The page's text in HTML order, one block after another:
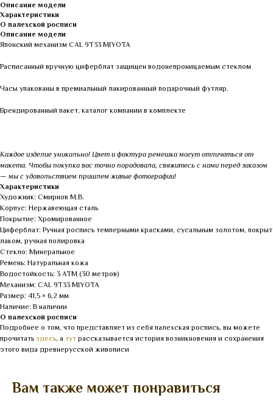
Описание модели
Характеристики
О палехской росписи
Описание модели
Японский механизм CAL 9Т33 MIYOTA
Расписанный вручную циферблат защищен водонепроницаемым стеклом
Часы упакованы в премиальный лакированный подарочный футляр.
Брендированный пакет, каталог компании в комплекте
Каждое изделие уникально! Цвет и фактура ремешка могут отличаться от
макета. Чтобы покупка вас точно порадовала, свяжитесь с нами перед заказом
— мы с удовольствием пришлем живые фотографии!
Характеристики
Художник: Смирнов М.В.
Корпус: Нержавеющая сталь
Покрытие: Хромированное
Циферблат: Ручная роспись темперными красками, сусальным золотом, покрыт
лаком, ручная полировка
Стекло: Минеральное
Ремень: Натуральная кожа
Водостойкость: 3 АТМ (30 метров)
Механизм: CAL 9Т33 MIYOTA
Размер: 41,5 × 6,2 мм
Наличие: В наличии
О палехской росписи
Подробнее о том, что представляет из себя палехская роспись, вы можете
прочитать здесь, а тут рассказывается история возникновения и сохранения
этого вида древнерусской живописи
Вам также может понравиться